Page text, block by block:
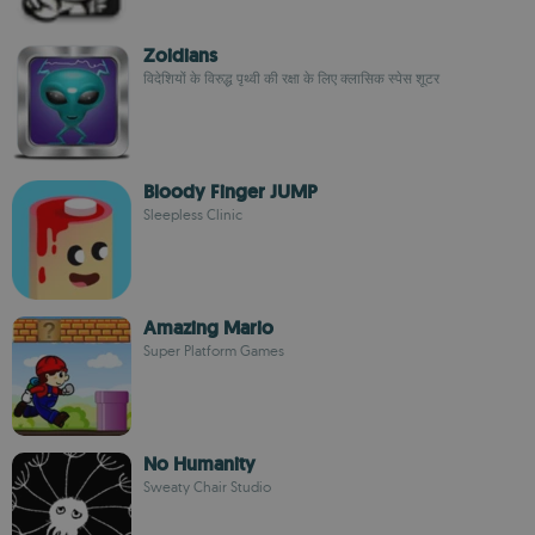
Zoidians
विदेशियों के विरुद्ध पृथ्वी की रक्षा के लिए क्लासिक स्पेस शूटर
Bloody Finger JUMP
Sleepless Clinic
Amazing Mario
Super Platform Games
No Humanity
Sweaty Chair Studio